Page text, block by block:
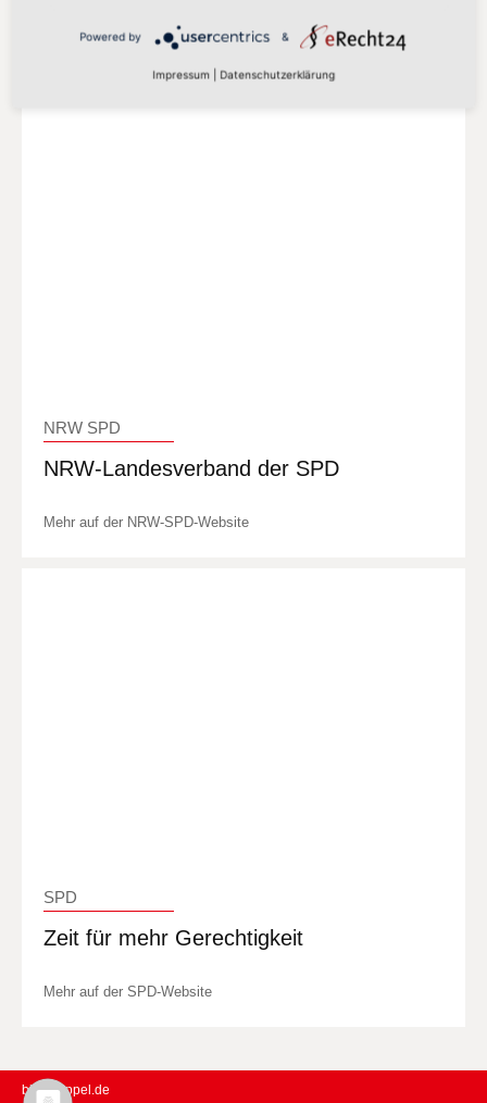
Mehr auf der S&D-Website
NRW SPD
NRW-Landesverband der SPD
Mehr auf der NRW-SPD-Website
SPD
Zeit für mehr Gerechtigkeit
Mehr auf der SPD-Website
birgit-sippel.de
Powered by &
Impressum Datenschutzerklärung